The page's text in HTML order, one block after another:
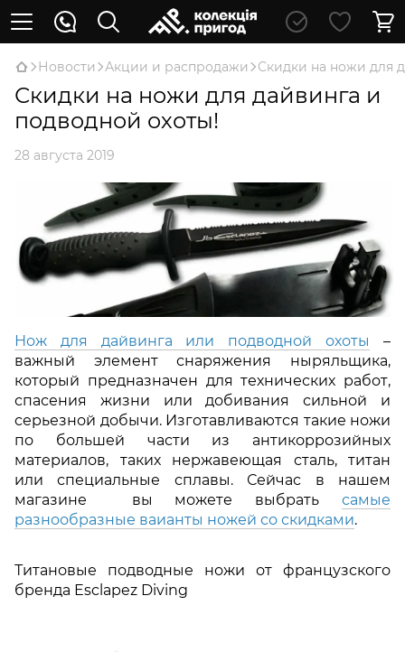
Новости Акции и распродажи Скидки на ножи для
Скидки на ножи для дайвинга и
подводной охоты!
28 августа 2019
Нож для дайвинга или подводной охоты
–
важный элемент снаряжения ныряльщика,
который предназначен для технических работ,
спасения жизни или добивания сильной и
серьезной добычи. Изготавливаются такие ножи
по большей части из антикоррозийных
материалов, таких нержавеющая сталь, титан
или специальные сплавы. Сейчас в нашем
магазине вы можете выбрать самые
разнообразные ваианты ножей со скидками.
Титановые подводные ножи от французского
бренда Esclapez Diving